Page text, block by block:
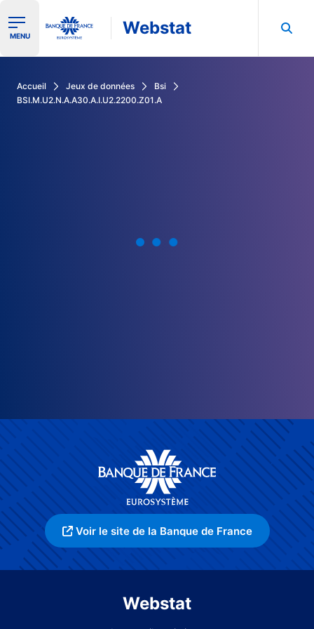
Ouvrir le menu de navigation
MENU Webstat
Accueil Jeux de données
Bsi
BSI.M.U2.N.A.A30.A.I.U2.2200.Z01.A
Voir le site de la Banque de France
Webstat